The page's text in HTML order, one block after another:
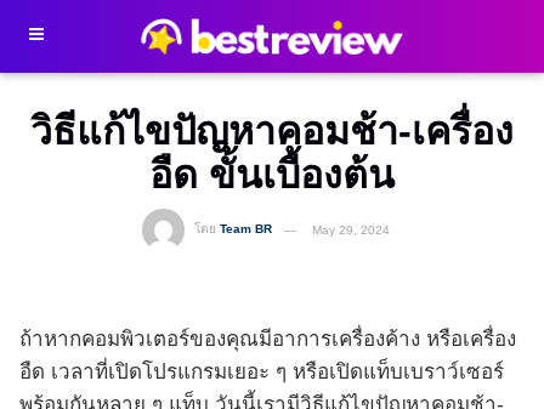
วิธีแก้ไขปัญหาคอมช้า-เครื่อง
อืด ขั้นเบื้องต้น
โดย Team BR May 29, 2024
ถ้าหากคอมพิวเตอร์ของคุณมีอาการเครื่องค้าง หรือเครื่อง
อืด เวลาที่เปิดโปรแกรมเยอะ ๆ หรือเปิดแท็บเบราว์เซอร์